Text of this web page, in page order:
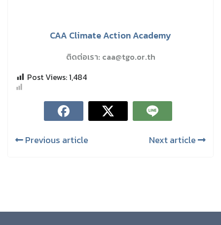
CAA Climate Action Academy
ติดต่อเรา: caa@tgo.or.th
Post Views:1,484
Previous article Next article